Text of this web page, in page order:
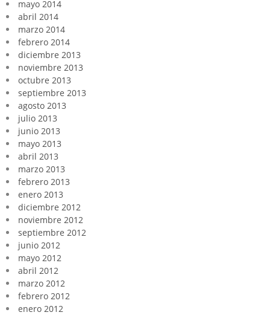
mayo 2014
abril 2014
marzo 2014
febrero 2014
diciembre 2013
noviembre 2013
octubre 2013
septiembre 2013
agosto 2013
julio 2013
junio 2013
mayo 2013
abril 2013
marzo 2013
febrero 2013
enero 2013
diciembre 2012
noviembre 2012
septiembre 2012
junio 2012
mayo 2012
abril 2012
marzo 2012
febrero 2012
enero 2012